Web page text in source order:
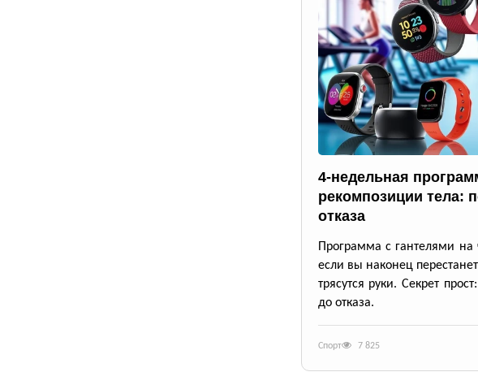
4-недельная
рекомпозиции тела:
отказа
Программа с гантелями на
если вы наконец
трясутся руки. Секрет
до отказа.
Спорт 7 825